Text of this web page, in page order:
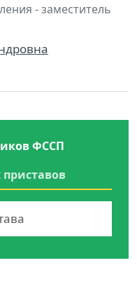
- заместитель
ФССП